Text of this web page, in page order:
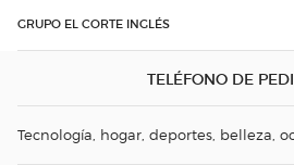
GRUPO EL CORTE INGLÉS
TELÉFONO DE
Tecnología, hogar, deportes, belleza,